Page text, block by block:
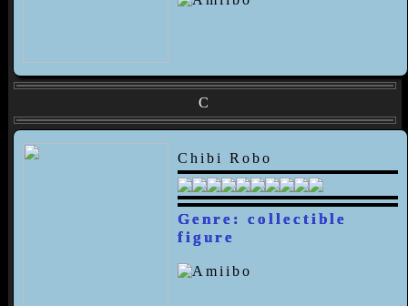
C
Chibi Robo
Genre: collectible
figure